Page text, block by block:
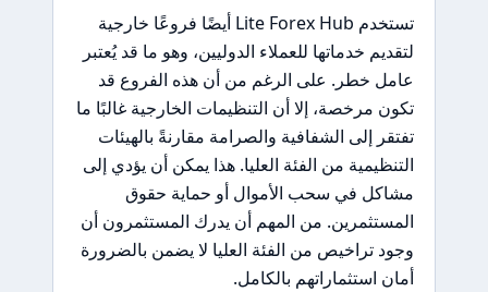
تستخدم Lite Forex Hub أيضًا فروعًا خارجية
لتقديم خدماتها للعملاء الدوليين، وهو ما قد يُعتبر
عامل خطر. على الرغم من أن هذه الفروع قد
تكون مرخصة، إلا أن التنظيمات الخارجية غالبًا ما
تفتقر إلى الشفافية والصرامة مقارنةً بالهيئات
التنظيمية من الفئة العليا. هذا يمكن أن يؤدي إلى
مشاكل في سحب الأموال أو حماية حقوق
المستثمرين. من المهم أن يدرك المستثمرون أن
وجود تراخيص من الفئة العليا لا يضمن بالضرورة
أمان استثماراتهم بالكامل.